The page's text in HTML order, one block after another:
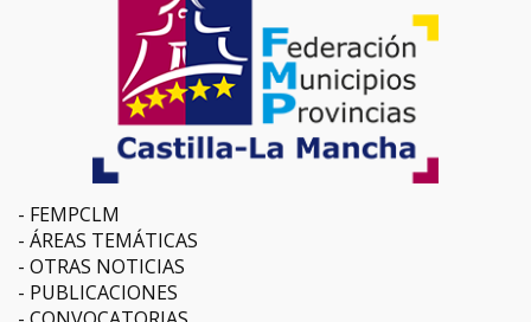
FEMPCLM
ÁREAS TEMÁTICAS
OTRAS NOTICIAS
PUBLICACIONES